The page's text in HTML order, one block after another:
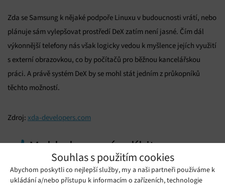
Souhlas s použitím cookies
Abychom poskytli co nejlepší služby, my a naši partneři používáme k
ukládání a/nebo přístupu k informacím o zařízeních, technologie
Zda se Samsung k nějaké podpoře Linuxu v budoucnosti vrátí, nebo
plánuje sám vylepšovat prostředí DeX zatím není jasné. Čím dál
výkonnější telefony nás však logicky vedou k myšlence jejích využití
s externí obrazovkou, co by počítačů pro běžnou kancelářskou
práci. A právě systém DeX by se mohl stát jedním z průkopníků
těchto možností.
Zdroj: xda-developers.com
Mohlo by se vám líbit